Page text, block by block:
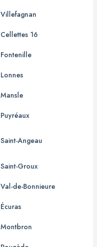
Villefagnan
Cellettes 16
Fontenille
Lonnes
Mansle
Puyréaux
Saint-Angeau
Saint-Groux
Val-de-Bonnieure
Écuras
Montbron